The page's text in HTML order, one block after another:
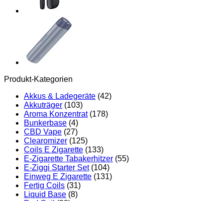
Produkt-Kategorien
Akkus & Ladegeräte (42)
Akkuträger (103)
Aroma Konzentrat (178)
Bunkerbase (4)
CBD Vape (27)
Clearomizer (125)
Coils E Zigarette (133)
E-Zigarette Tabakerhitzer (55)
E-Ziggi Starter Set (104)
Einweg E Zigarette (131)
Fertig Coils (31)
Liquid Base (8)